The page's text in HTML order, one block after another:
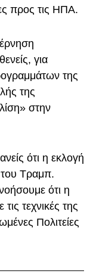
προς τις ΗΠΑ.
για
της
της
στην
ότι η εκλογή
του Τραμπ.
ότι η
τεχνικές της
Πολιτείες